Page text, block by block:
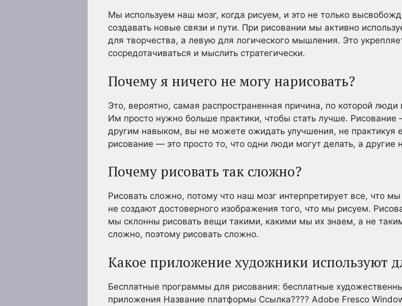
Мы используем наш мозг, когда рисуем, и это не только
создавать новые связи и пути. При рисовании мы активно
для творчества, а левую для логического мышления. Это
сосредотачиваться и мыслить стратегически.
Почему я ничего не могу нарисовать?
Это, вероятно, самая распространенная причина, по которой
Им просто нужно больше практики, чтобы стать лучше.
другим навыком, вы не можете ожидать улучшения, не практикуя
рисование — это просто то, что одни люди могут делать, а другие
Почему рисовать так сложно?
Рисовать сложно, потому что наш мозг интерпретирует все, что
не создают достоверного изображения того, что мы рисуем.
мы склонны рисовать вещи такими, какими мы их знаем, а не
сложно, поэтому рисовать сложно.
Какое приложение художники используют
Бесплатные программы для рисования: бесплатные
приложения Название платформы Ссылка???? Adobe Fresco